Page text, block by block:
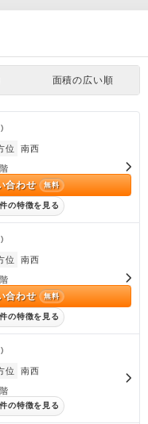
面積の広い順
)
位 南西
合わせ 無料
の特徴を見る
)
位 南西
合わせ 無料
の特徴を見る
)
位 南西
の特徴を見る